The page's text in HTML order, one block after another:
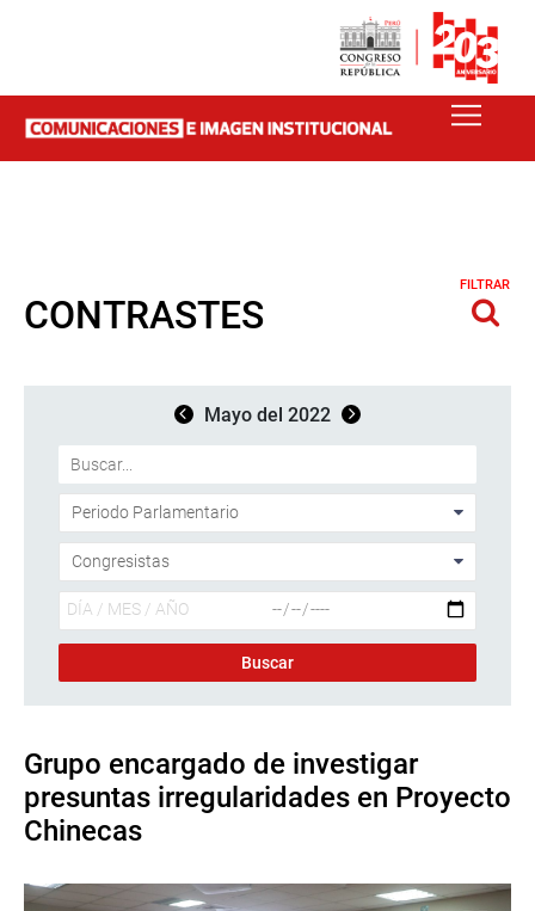
CONTRASTES
FILTRAR
Mayo del 2022
Grupo encargado de investigar
presuntas irregularidades en Proyecto
Chinecas